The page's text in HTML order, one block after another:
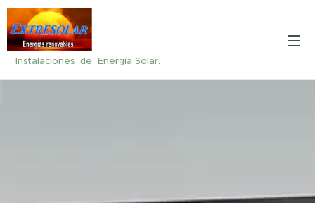
Instalaciones de Energía Solar.